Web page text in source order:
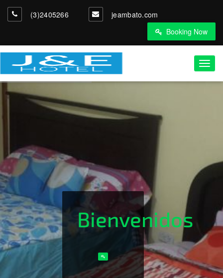
(3)2405266
jeambato.com
Booking Now
Bienvenidos